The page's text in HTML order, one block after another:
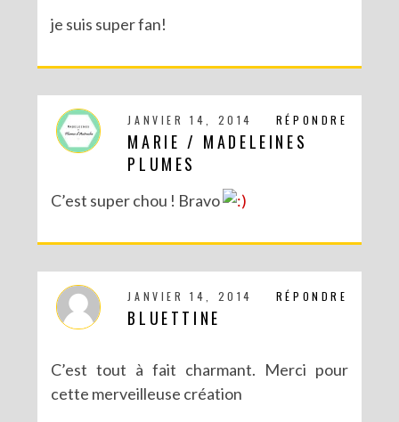
je suis super fan!
RÉPONDRE
JANVIER 14, 2014
MARIE / MADELEINES
PLUMES
C’est super chou ! Bravo
RÉPONDRE
JANVIER 14, 2014
BLUETTINE
C’est tout à fait charmant. Merci pour
cette merveilleuse création